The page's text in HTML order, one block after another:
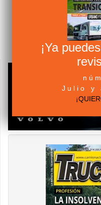
ESCRITO
LEGISLACIÓN VISTO
Tres cambios clave para
julio de 2026
¡Ya
Julio y